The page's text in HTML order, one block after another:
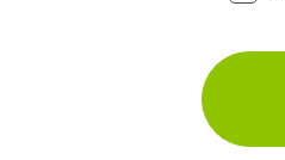
・お問
・お問い
・サービ